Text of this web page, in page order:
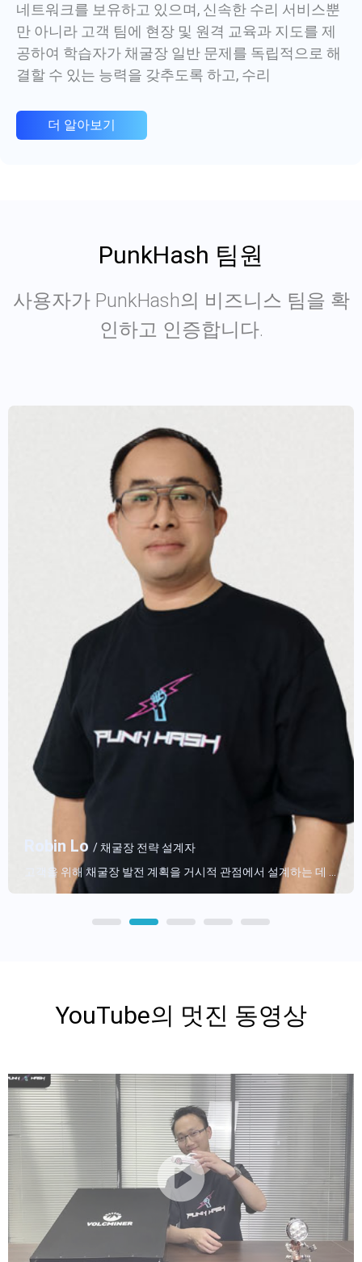
네트워크를 보유하고 있으며, 신속한 수리 서비스뿐
만 아니라 고객 팀에 현장 및 원격 교육과 지도를 제
공하여 학습자가 채굴장 일반 문제를 독립적으로 해
결할 수 있는 능력을 갖추도록 하고, 수리
더 알아보기
PunkHash 팀원
사용자가 PunkHash의 비즈니스 팀을 확
인하고 인증합니다.
/ 채굴기 판매 전문가
YouTube의 멋진 동영상